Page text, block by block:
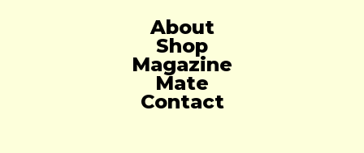
About
Shop
Magazine
Mate
Contact